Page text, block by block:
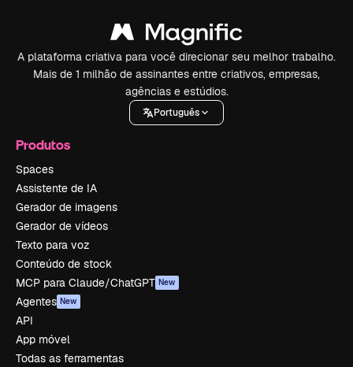
A plataforma criativa para você direcionar seu melhor trabalho.
Mais de 1 milhão de assinantes entre criativos, empresas,
agências e estúdios.
Português
Produtos
Spaces
Assistente de IA
Gerador de imagens
Gerador de vídeos
Texto para voz
Conteúdo de stock
MCP para Claude/ChatGPT New
Agentes New
API
App móvel
Todas as ferramentas